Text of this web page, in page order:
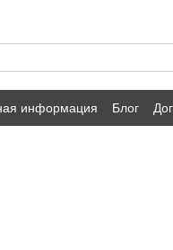
информация Блог